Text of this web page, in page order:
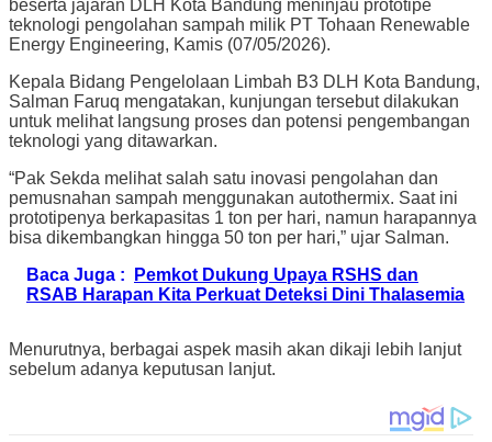
beserta jajaran DLH Kota Bandung meninjau prototipe
teknologi pengolahan sampah milik PT Tohaan Renewable
Energy Engineering, Kamis (07/05/2026).
Kepala Bidang Pengelolaan Limbah B3 DLH Kota Bandung,
Salman Faruq mengatakan, kunjungan tersebut dilakukan
untuk melihat langsung proses dan potensi pengembangan
teknologi yang ditawarkan.
“Pak Sekda melihat salah satu inovasi pengolahan dan
pemusnahan sampah menggunakan autothermix. Saat ini
prototipenya berkapasitas 1 ton per hari, namun harapannya
bisa dikembangkan hingga 50 ton per hari,” ujar Salman.
Baca Juga :
Pemkot Dukung Upaya RSHS dan
RSAB Harapan Kita Perkuat Deteksi Dini Thalasemia
Menurutnya, berbagai aspek masih akan dikaji lebih lanjut
sebelum adanya keputusan lanjut.